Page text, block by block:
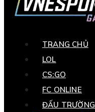
TRANG CHỦ
LOL
CS:GO
FC ONLINE
ĐẤU